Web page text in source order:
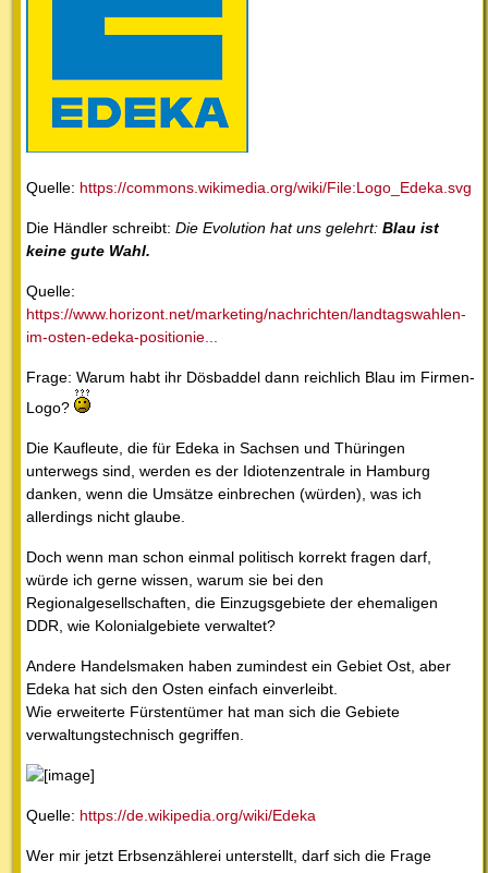
Quelle: https://commons.wikimedia.org/wiki/File:Logo_Edeka.svg
Die Händler schreibt: Die Evolution hat uns gelehrt: Blau ist
keine gute Wahl.
Quelle:
https://www.horizont.net/marketing/nachrichten/landtagswahlen-
im-osten-edeka-positionie...
Frage: Warum habt ihr Dösbaddel dann reichlich Blau im Firmen-
Logo?
Die Kaufleute, die für Edeka in Sachsen und Thüringen
unterwegs sind, werden es der Idiotenzentrale in Hamburg
danken, wenn die Umsätze einbrechen (würden), was ich
allerdings nicht glaube.
Doch wenn man schon einmal politisch korrekt fragen darf,
würde ich gerne wissen, warum sie bei den
Regionalgesellschaften, die Einzugsgebiete der ehemaligen
DDR, wie Kolonialgebiete verwaltet?
Andere Handelsmaken haben zumindest ein Gebiet Ost, aber
Edeka hat sich den Osten einfach einverleibt.
Wie erweiterte Fürstentümer hat man sich die Gebiete
verwaltungstechnisch gegriffen.
Quelle: https://de.wikipedia.org/wiki/Edeka
Wer mir jetzt Erbsenzählerei unterstellt, darf sich die Frage